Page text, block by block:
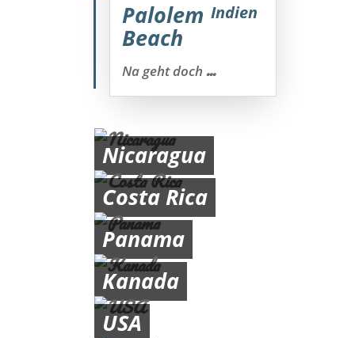
Palolem
Beach
Indien
Na geht doch...
Nicaragua
Costa Rica
Panama
Kanada
USA